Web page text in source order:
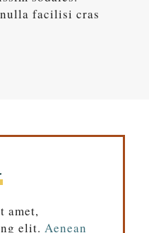
facilisi cras
amet,
elit. Aenean